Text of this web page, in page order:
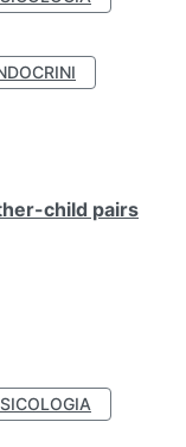
child pairs